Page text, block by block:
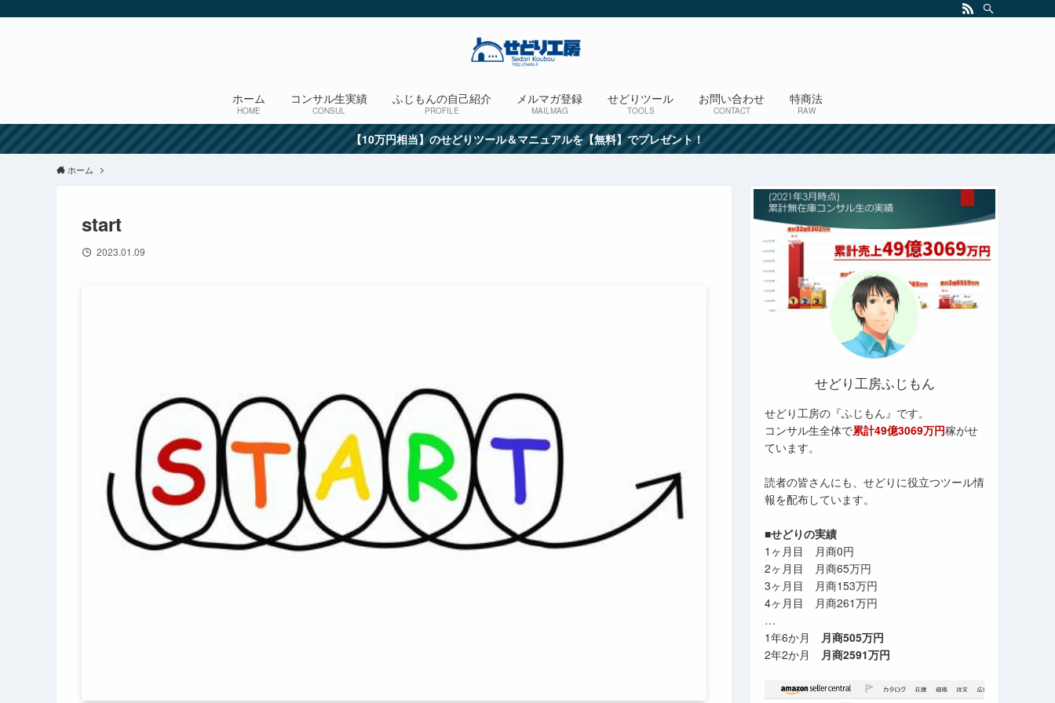
ホーム
HOME
コンサル生実績
CONSUL
ふじもんの自己紹介
PROFILE
メルマガ登録
MAILMAG
せどりツール
TOOLS
お問い合わせ
CONTACT
特商法
RAW
【10万円相当】のせどりツール＆マニュアルを【無料】でプレゼント！
ホーム
start
2023.01.09
せどり工房ふじもん
せどり工房の『ふじもん』です。
コンサル生全体で累計49億3069万円稼がせ
ています。
読者の皆さんにも、せどりに役立つツール情
報を配布しています。
■せどりの実績
1ヶ月目 月商0円
2ヶ月目 月商65万円
3ヶ月目 月商153万円
4ヶ月目 月商261万円
…
1年6か月 月商505万円
2年2か月 月商2591万円